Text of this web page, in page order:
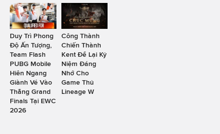
Duy Trì Phong
Độ Ấn Tượng,
Team Flash
PUBG Mobile
Hiên Ngang
Giành Vé Vào
Thẳng Grand
Finals Tại EWC
2026
Công Thành
Chiến Thành
Kent Để Lại Kỷ
Niệm Đáng
Nhớ Cho
Game Thủ
Lineage W